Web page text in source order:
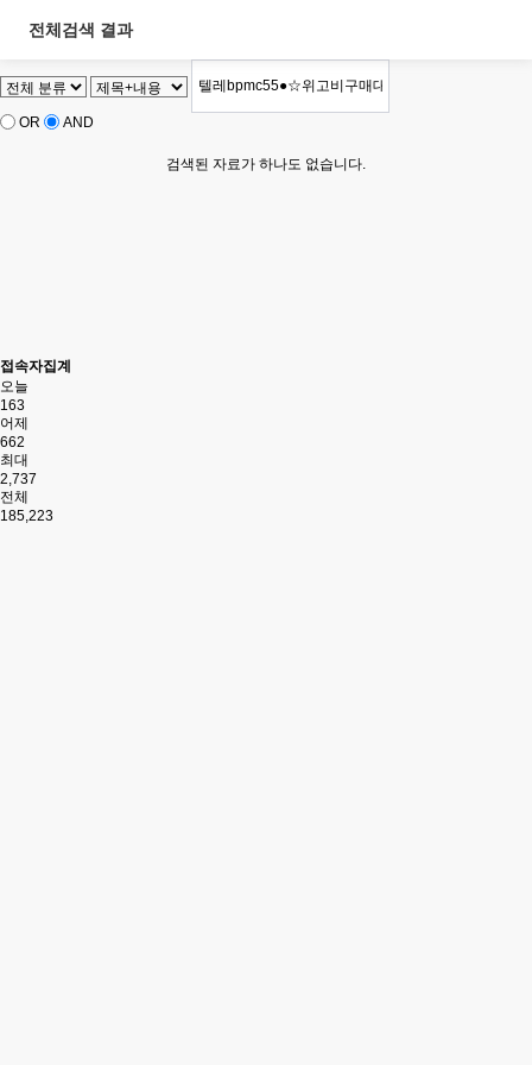
전체검색 결과
OR AND
검색된 자료가 하나도 없습니다.
접속자집계
오늘
163
어제
662
최대
2,737
전체
185,223